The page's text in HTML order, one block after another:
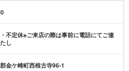
不定休※ご来店の際は事前に電話にてご連
し
金ケ崎町西根古寺96-1